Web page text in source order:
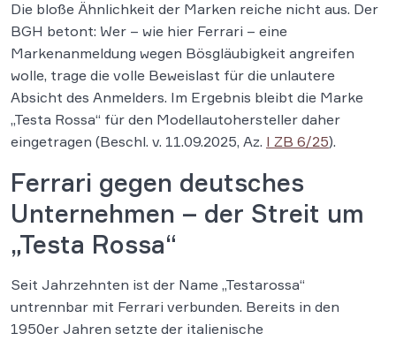
Die bloße Ähnlichkeit der Marken reiche nicht aus. Der
BGH betont: Wer – wie hier Ferrari – eine
Markenanmeldung wegen Bösgläubigkeit angreifen
wolle, trage die volle Beweislast für die unlautere
Absicht des Anmelders. Im Ergebnis bleibt die Marke
„Testa Rossa“ für den Modellautohersteller daher
eingetragen (Beschl. v. 11.09.2025, Az. I ZB 6/25).
Ferrari gegen deutsches
Unternehmen – der Streit um
„Testa Rossa“
Seit Jahrzehnten ist der Name „Testarossa“
untrennbar mit Ferrari verbunden. Bereits in den
1950er Jahren setzte der italienische